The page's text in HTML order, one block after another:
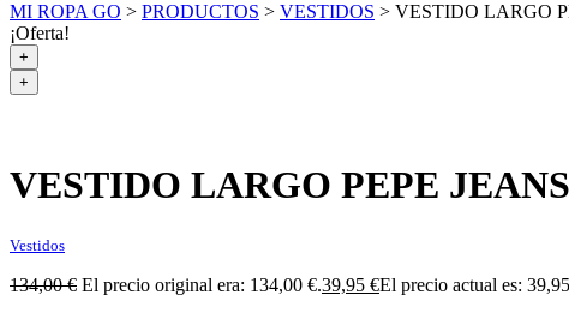
MI ROPA GO > PRODUCTOS > VESTIDOS > VESTIDO LARGO
¡Oferta!
+
+
VESTIDO LARGO PEPE JEANS
Vestidos
134,00€ El precio original era: 134,00 €.39,95 €El precio actual es: